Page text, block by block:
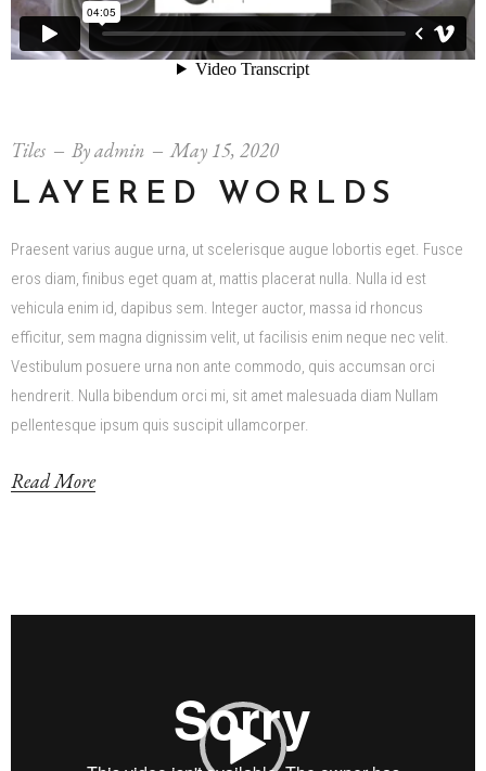
Tiles Byadmin May 15, 2020
LAYERED WORLDS
Praesent varius augue urna, ut scelerisque augue lobortis eget. Fusce
eros diam, finibus eget quam at, mattis placerat nulla. Nulla id est
vehicula enim id, dapibus sem. Integer auctor, massa id rhoncus
efficitur, sem magna dignissim velit, ut facilisis enim neque nec velit.
Vestibulum posuere urna non ante commodo, quis accumsan orci
hendrerit. Nulla bibendum orci mi, sit amet malesuada diam Nullam
pellentesque ipsum quis suscipit ullamcorper.
Read More